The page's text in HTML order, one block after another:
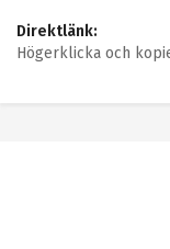
Direktlänk:
Högerklicka och